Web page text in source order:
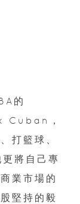
的
Cuban，
打籃球、
將自己專
業市場的
堅持的毅